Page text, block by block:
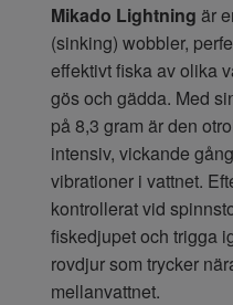
Mikado Lightning är
(sinking) wobbler,
effektivt fiska av olika
gös och gädda. Med
på 8,3 gram är den
intensiv, vickande
vibrationer i vattnet.
kontrollerat vid
fiskedjupet och trigga
rovdjur som trycker
mellanvattnet.